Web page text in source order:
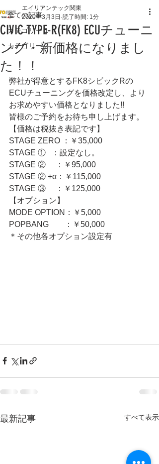
全ての記事
カテゴリー 1
カテゴリー 2
CIVIC TYPE-R(FK8) ECUチューニ
ング・新価格になりまし
た！！
エイリアンテック関東
2020年3月3日 読了時間: 1分
弊社が得意とするFK8シビックRの
ECUチューニングを価格改定し、より
お求めやすい価格となりました!!
皆様のご予約をお待ち申し上げます。
【価格は税抜き表記です】
STAGE ZERO ：￥35,000
STAGE ①   ：設定なし。
STAGE ② 　：￥95,000
STAGE ② +α：￥115,000
STAGE ③ 　：￥125,000
【オプション】
MODE OPTION：￥5,000
POPBANG　　：￥50,000
＊その他各オプション設定有
最新記事 すべて表示